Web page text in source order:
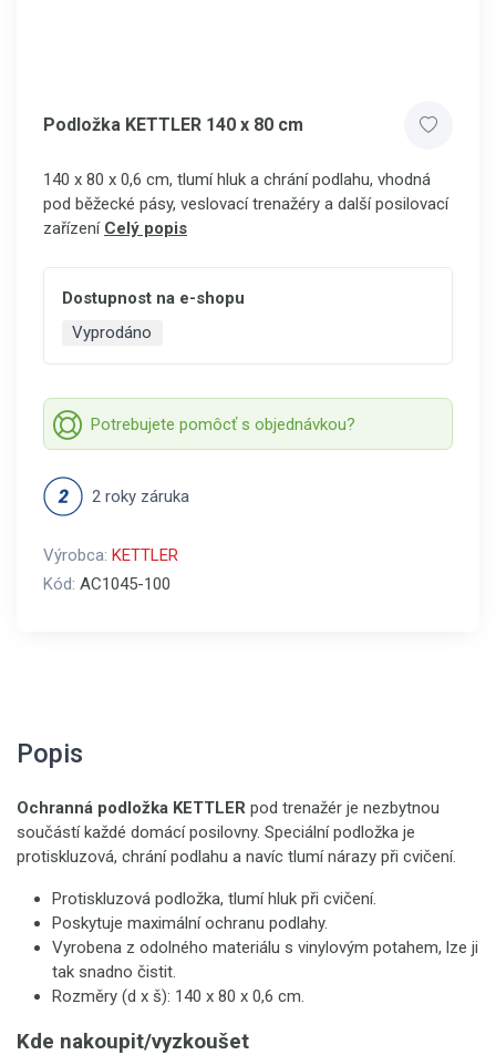
Podložka KETTLER 140 x 80 cm
140 x 80 x 0,6 cm, tlumí hluk a chrání podlahu, vhodná
pod běžecké pásy, veslovací trenažéry a další posilovací
zařízení Celý popis
Dostupnost na e-shopu
Vyprodáno
Potrebujete pomôcť s objednávkou?
2 roky záruka
Výrobca: KETTLER
Kód: AC1045-100
Popis
Ochranná podložka KETTLER pod trenažér je nezbytnou
součástí každé domácí posilovny. Speciální podložka je
protiskluzová, chrání podlahu a navíc tlumí nárazy při cvičení.
Protiskluzová podložka, tlumí hluk při cvičení.
Poskytuje maximální ochranu podlahy.
Vyrobena z odolného materiálu s vinylovým potahem, lze ji
tak snadno čistit.
Rozměry (d x š): 140 x 80 x 0,6 cm.
Kde nakoupit/vyzkoušet